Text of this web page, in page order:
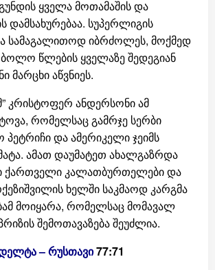
ყველა მოთამაშის და
დამსახურებაა. სუპერლიგის
სამაგალითოდ იბრძოლეს, მოქმედ
ბოლო წლების ყველაზე შედეგიან
მარცხი აწვნიეს.
კრისტოფერ ანდერსონი ამ
რომელსაც გამრჯე სერბი
და ამერიკელი ჯეიმს
ამათ დაუმატეთ ახალგაზრდა
ქართველი კალათბურთელები და
ხელში საკმაოდ კარგმა
მოიყარა, რომელსაც მომავალ
შემოთავაზება შეუძლია.
– რუსთავი77:71